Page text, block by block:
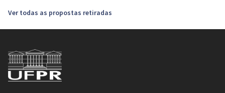
Ver todas as propostas retiradas